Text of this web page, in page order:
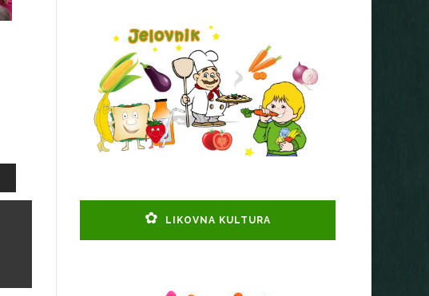
LIKOVNA KULTURA